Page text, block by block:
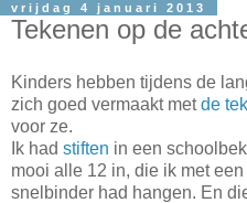
vrijdag 4 januari 2013
Tekenen op de
Kinders hebben tijdens de
zich goed vermaakt metde
voor ze.
Ik had stiften in een
mooi alle 12 in, die ik met
snelbinder had hangen. En